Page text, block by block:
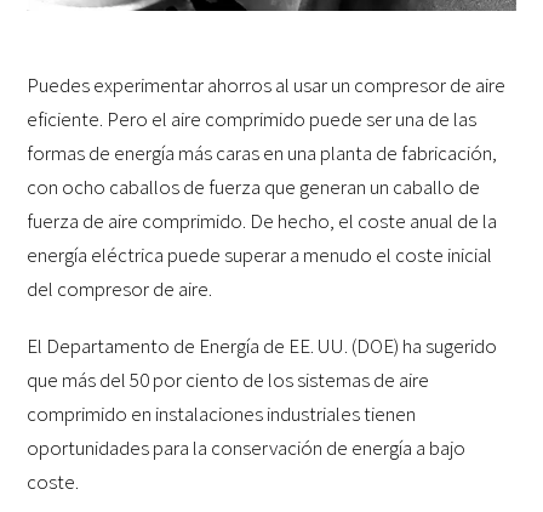
Puedes experimentar ahorros al usar un compresor de aire
eficiente. Pero el aire comprimido puede ser una de las
formas de energía más caras en una planta de fabricación,
con ocho caballos de fuerza que generan un caballo de
fuerza de aire comprimido. De hecho, el coste anual de la
energía eléctrica puede superar a menudo el coste inicial
del compresor de aire.
El Departamento de Energía de EE. UU. (DOE) ha sugerido
que más del 50 por ciento de los sistemas de aire
comprimido en instalaciones industriales tienen
oportunidades para la conservación de energía a bajo
coste.